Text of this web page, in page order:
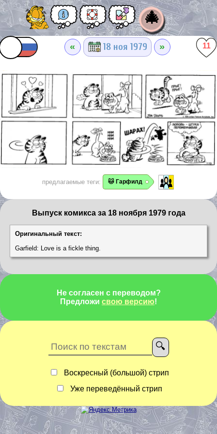
🎄
« 18 ноя 1979 » 11
предлагаемые теги: 🐱 Гарфилд
Выпуск комикса за 18 ноября 1979 года
Оригинальный текст:
Garfield: Love is a fickle thing.
Не согласен с переводом?
Предложи свою версию!
Воскресный (большой) стрип
Уже переведённый стрип